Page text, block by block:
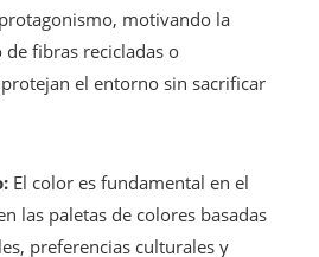
motivando la
fibras recicladas o
el entorno sin sacrificar
El color es fundamental en el
las paletas de colores basadas
preferencias culturales y